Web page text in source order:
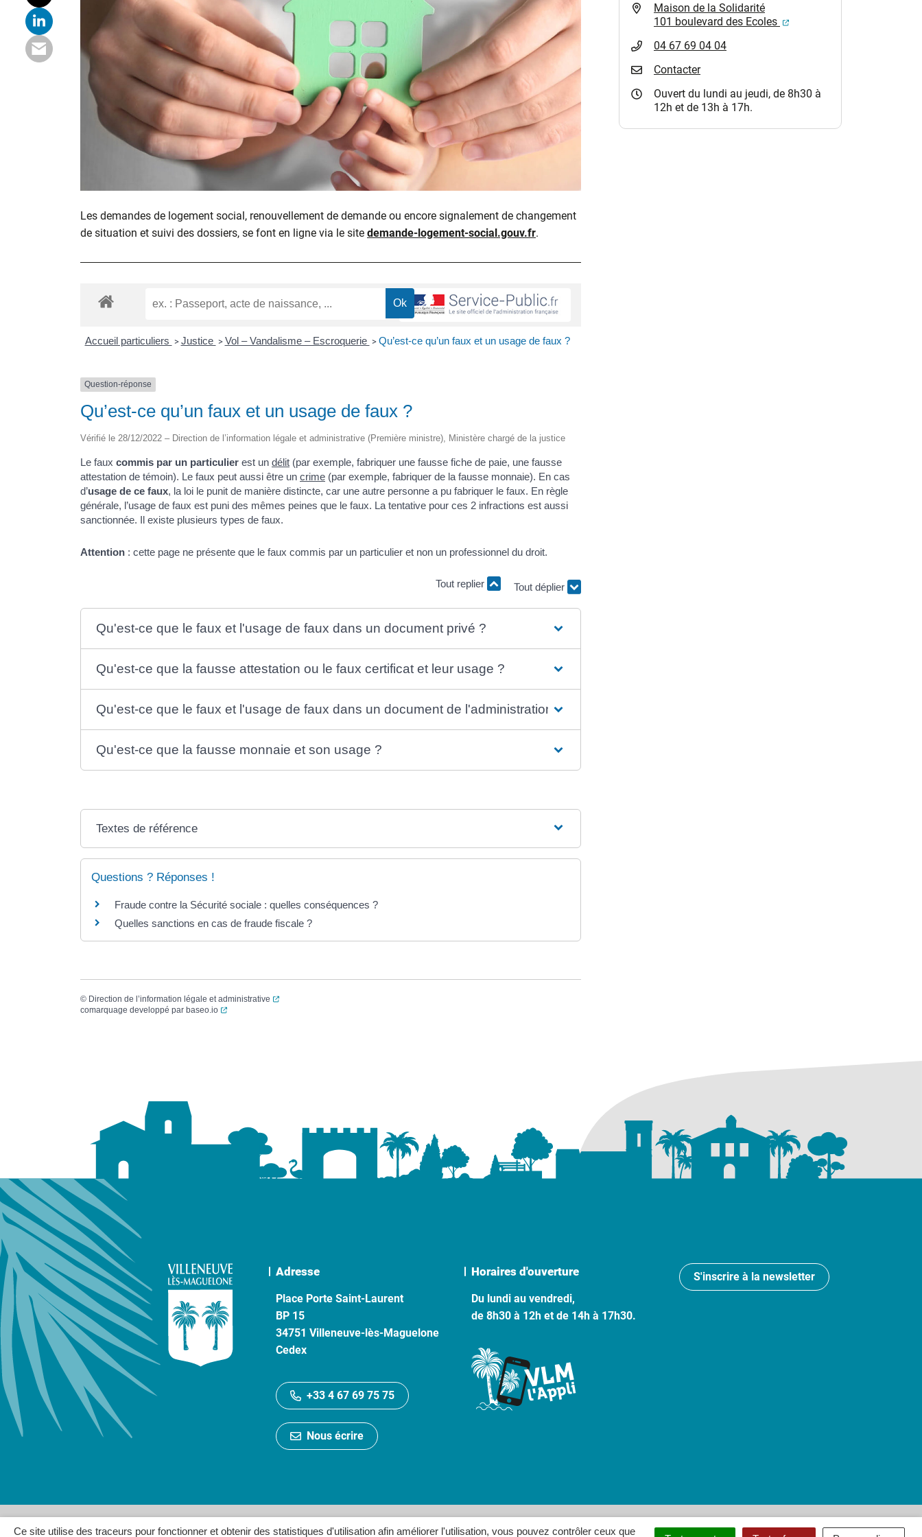
Ce site utilise des traceurs pour fonctionner et obtenir des statistiques d'utilisation afin améliorer l'utilisation, vous pouvez contrôler ceux que
Les demandes de logement social, renouvellement de demande ou encore signalement de changement
de situation et suivi des dossiers, se font en ligne via le site demande-logement-social.gouv.fr.
Accueil particuliers > Justice > Vol – Vandalisme – Escroquerie > Qu’est-ce qu’un faux et un usage de faux ?
Question-réponse
Qu’est-ce qu’un faux et un usage de faux ?
Vérifié le 28/12/2022 – Direction de l’information légale et administrative (Première ministre), Ministère chargé de la justice
Le faux commis par un particulier est un délit (par exemple, fabriquer une fausse fiche de paie, une fausse
attestation de témoin). Le faux peut aussi être un crime (par exemple, fabriquer de la fausse monnaie). En cas
d’usage de ce faux, la loi le punit de manière distincte, car une autre personne a pu fabriquer le faux. En règle
générale, l’usage de faux est puni des mêmes peines que le faux. La tentative pour ces 2 infractions est aussi
sanctionnée. Il existe plusieurs types de faux.
Attention : cette page ne présente que le faux commis par un particulier et non un professionnel du droit.
Tout replier
Tout déplier
Qu'est-ce que le faux et l'usage de faux dans un document privé ?
Qu'est-ce que la fausse attestation ou le faux certificat et leur usage ?
Qu'est-ce que le faux et l'usage de faux dans un document de l'administration ?
Qu'est-ce que la fausse monnaie et son usage ?
Textes de référence
Questions ? Réponses !
Fraude contre la Sécurité sociale : quelles conséquences ?
Quelles sanctions en cas de fraude fiscale ?
© Direction de l’information légale et administrative
(ouverture dans un nouvel onglet)
comarquage developpé par baseo.io (ouverture dans un nouvel onglet)
Maison de la Solidarité
101 boulevard des Ecoles
(ouverture dans un nouvel
04 67 69 04 04
Contacter
Ouvert du lundi au jeudi, de 8h30 à
12h et de 13h à 17h.
Adresse
Place Porte Saint-Laurent
BP 15
34751 Villeneuve-lès-Maguelone
Cedex
+33 4 67 69 75 75
Nous écrire
Horaires d'ouverture
Du lundi au vendredi,
de 8h30 à 12h et de 14h à 17h30.
S'inscrire à la newsletter